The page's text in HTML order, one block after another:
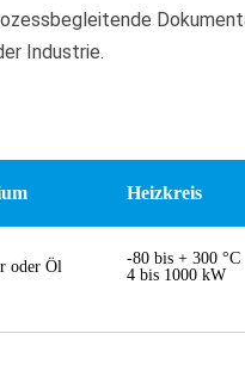
Industrie.
Heizkreis
oder Öl
-80 bis + 300 °C
4 bis 1000 kW